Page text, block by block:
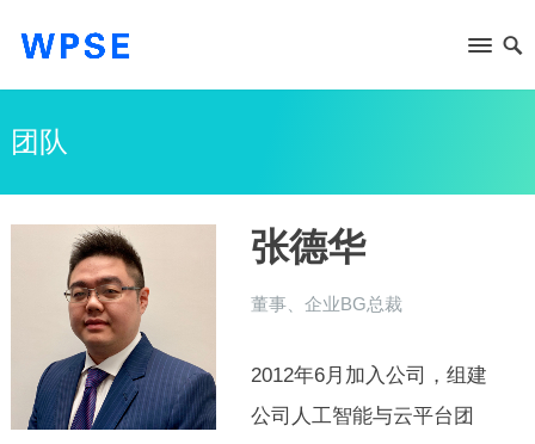
团队
张德华
董事、企业BG总裁
2012年6月加入公司，组建
公司人工智能与云平台团